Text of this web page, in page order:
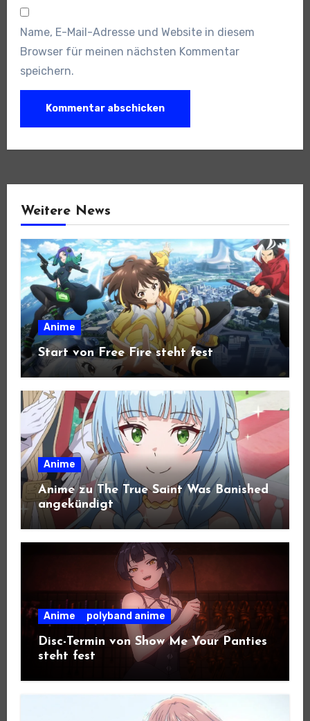
Name, E-Mail-Adresse und Website in diesem
Browser für meinen nächsten Kommentar
speichern.
Weitere News
Anime
Start von Free Fire steht fest
Anime
Anime zu The True Saint Was Banished
angekündigt
Anime polyband anime
Disc-Termin von Show Me Your Panties
steht fest